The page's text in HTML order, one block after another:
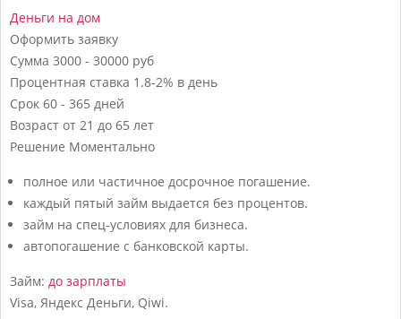
Деньги на дом
Оформить заявку
Сумма 3000 - 30000 руб
Процентная ставка 1.8-2% в день
Срок 60 - 365 дней
Возраст от 21 до 65 лет
Решение Моментально
полное или частичное досрочное погашение.
каждый пятый займ выдается без процентов.
займ на спец-условиях для бизнеса.
автопогашение с банковской карты.
Займ: до зарплаты
Visa, Яндекс Деньги, Qiwi.